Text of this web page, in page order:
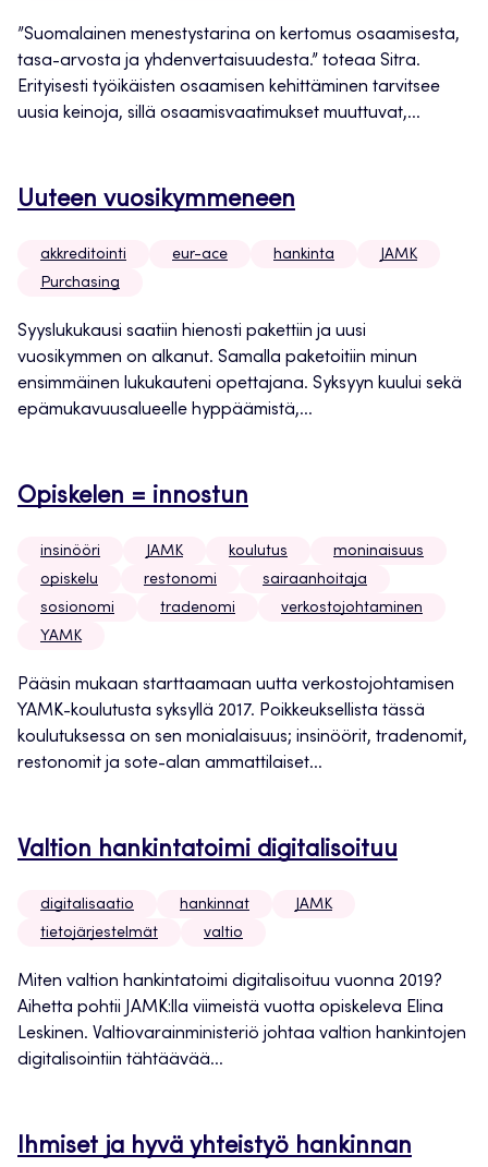
”Suomalainen menestystarina on kertomus osaamisesta,
tasa-arvosta ja yhdenvertaisuudesta.” toteaa Sitra.
Erityisesti työikäisten osaamisen kehittäminen tarvitsee
uusia keinoja, sillä osaamisvaatimukset muuttuvat,...
Uuteen vuosikymmeneen
akkreditointi eur-ace hankinta
JAMK
Purchasing
Syyslukukausi saatiin hienosti pakettiin ja uusi
vuosikymmen on alkanut. Samalla paketoitiin minun
ensimmäinen lukukauteni opettajana. Syksyyn kuului sekä
epämukavuusalueelle hyppäämistä,...
Opiskelen = innostun
insinööri JAMK koulutus
moninaisuus
opiskelu
restonomi
sairaanhoitaja
sosionomi
tradenomi
verkostojohtaminen
YAMK
Pääsin mukaan starttaamaan uutta verkostojohtamisen
YAMK-koulutusta syksyllä 2017. Poikkeuksellista tässä
koulutuksessa on sen monialaisuus; insinöörit, tradenomit,
restonomit ja sote-alan ammattilaiset...
Valtion hankintatoimi digitalisoituu
digitalisaatio hankinnat
JAMK
tietojärjestelmät
valtio
Miten valtion hankintatoimi digitalisoituu vuonna 2019?
Aihetta pohtii JAMK:lla viimeistä vuotta opiskeleva Elina
Leskinen. Valtiovarainministeriö johtaa valtion hankintojen
digitalisointiin tähtäävää...
Ihmiset ja hyvä yhteistyö hankinnan